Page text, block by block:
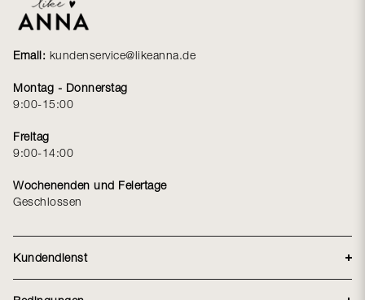
Email: kundenservice@likeanna.de
Montag - Donnerstag
9:00-15:00
Freitag
9:00-14:00
Wochenenden und Feiertage
Geschlossen
Kundendienst